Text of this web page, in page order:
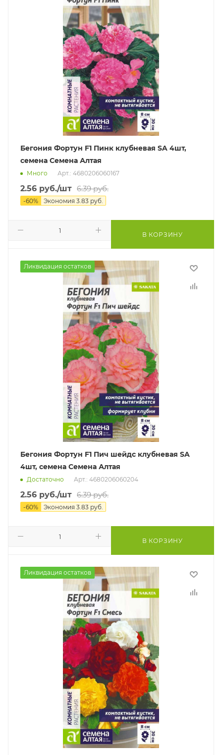
Бегония Фортун F1 Пинк клубневая SA 4шт,
семена Семена Алтая
Много Арт.: 4680206060167
2.56 руб./шт 6.39руб.
-60% Экономия 3.83 руб.
В КОРЗИНУ
Ликвидация остатков
Бегония Фортун F1 Пич шейдс клубневая SA
4шт, семена Семена Алтая
Достаточно Арт.: 4680206060204
2.56 руб./шт 6.39руб.
-60% Экономия 3.83 руб.
В КОРЗИНУ
Ликвидация остатков